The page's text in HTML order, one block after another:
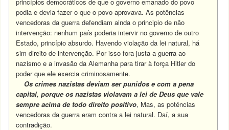
podia e devia fazer o que o povo aprovava. As potências
vencedoras da guerra defendiam ainda o principio de não
intervenção: nenhum país poderia intervir no governo de outro
Estado, princípio absurdo. Havendo violação da lei natural, há
sim direito de intervenção. Por isso fora justa a guerra ao
nazismo e a invasão da Alemanha para tirar à força Hitler do
poder que ele exercia criminosamente.
Os crimes nazistas deviam ser punidos e com a pena
capital, porque os nazistas violavam a lei de Deus que vale
sempre acima de todo direito positivo, Mas, as potências
vencedoras da guerra eram contra a lei natural. Daí, a sua
contradição.